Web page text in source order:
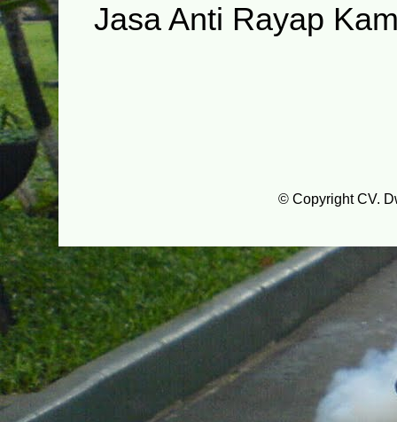
Jasa Anti Rayap
© Copyright CV.